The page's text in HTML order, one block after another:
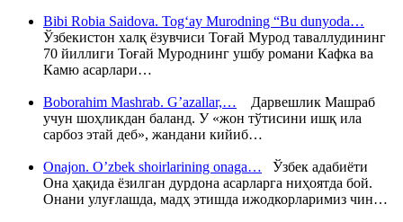
Bibi Robia Saidova. Tog‘ay Murodning “Bu dunyoda…
Ўзбекистон халқ ёзувчиси Тоғай Мурод таваллудининг
70 йиллиги Тоғай Муроднинг ушбу романи Кафка ва
Камю асарлари…
Boborahim Mashrab. G’azallar,… Дарвешлик Машраб
учун шоҳликдан баланд. У «жон тўтисини ишқ ила
сарбоз этай деб», жандани кийиб…
Onajon. O’zbek shoirlarining onaga… Ўзбек адабиёти
Она ҳақида ёзилган дурдона асарларга ниҳоятда бой.
Онани улуғлашда, мадҳ этишда ижодкорларимиз чин…